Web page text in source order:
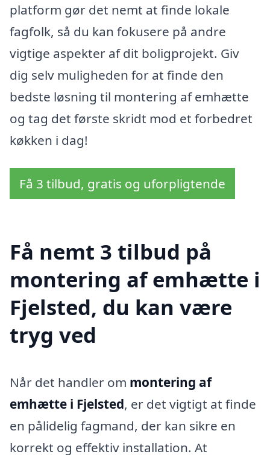
platform gør det nemt at finde lokale
fagfolk, så du kan fokusere på andre
vigtige aspekter af dit boligprojekt. Giv
dig selv muligheden for at finde den
bedste løsning til montering af emhætte
og tag det første skridt mod et forbedret
køkken i dag!
Få 3 tilbud, gratis og uforpligtende
Få nemt 3 tilbud på
montering af emhætte i
Fjelsted, du kan være
tryg ved
Når det handler om montering af
emhætte i Fjelsted, er det vigtigt at finde
en pålidelig fagmand, der kan sikre en
korrekt og effektiv installation. At